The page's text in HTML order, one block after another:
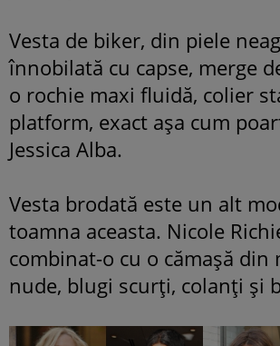
Vesta de biker, din piele
înnobilată cu capse, merge
o rochie maxi fluidă, colier
platform, exact aşa cum
Jessica Alba.
Vesta brodată este un alt
toamna aceasta. Nicole
combinat-o cu o cămaşă din
nude, blugi scurţi, colanţi şi